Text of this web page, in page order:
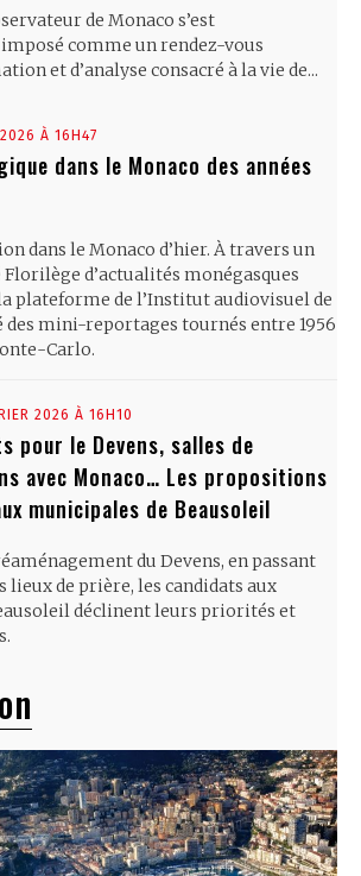
de Monaco s’est
comme un rendez-vous
et d’analyse consacré à la vie de...
À 16H47
dans le Monaco des années
dans le Monaco d’hier. À travers un
d’actualités monégasques
plateforme de l’Institut audiovisuel de
des mini-reportages tournés entre 1956
Carlo.
2026 À 16H10
pour le Devens, salles de
avec Monaco… Les propositions
municipales de Beausoleil
du Devens, en passant
lieux de prière, les candidats aux
déclinent leurs priorités et